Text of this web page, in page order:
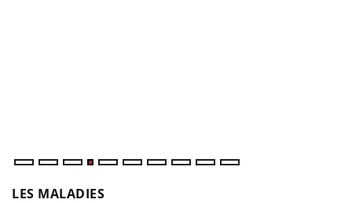
LES MALADIES